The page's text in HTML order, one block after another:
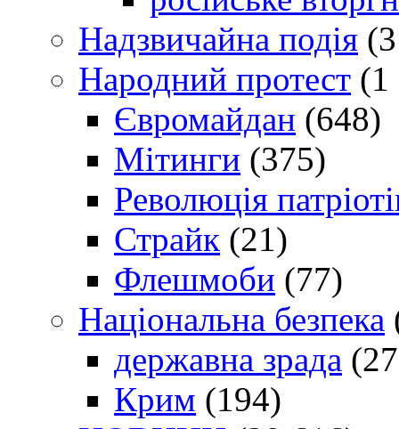
Надзвичайна подія
Народний протест (1
Євромайдан (648)
Мітинги (375)
Революція
Страйк (21)
Флешмоби (77)
Національна безпека
державна зрада
Крим (194)